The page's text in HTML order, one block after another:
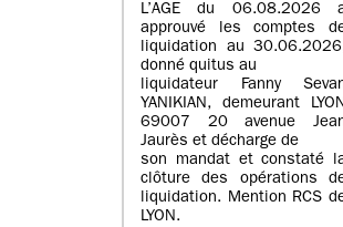
L’AGE du 06.08.2026
approuvé les comptes
liquidation au
donné quitus au
liquidateur Fanny
YANIKIAN, demeurant
69007 20 avenue
Jaurès et décharge de
son mandat et constaté
clôture des opérations
liquidation. Mention RCS
LYON.